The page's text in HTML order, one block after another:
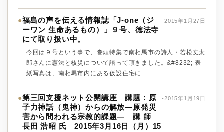
●福島の声を伝える情報誌「J-one（ジ
ーワン 生命あるもの）」９号、徳法寺
にて取り扱い中。
-2015年1月27日
今回は９号という事で、巻頭特集で南相馬市の詩人・若松丈太
郎さんに憲法と核災について語って頂きました。&#8232; 表
紙写真は、南相馬市内にある仮設住宅に...
●第三回支援ネット公開講座 講題：原
子力神話（鬼神）からの解放―原発災
害から問われる宗教的課題― 講 師
長田 浩昭 氏 2015年3月16日（月）15
-2015年1月19日